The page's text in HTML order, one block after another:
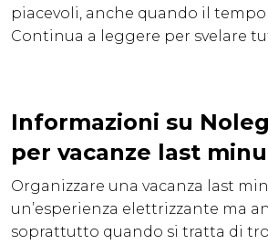
piacevoli, anche quando il
Continua a leggere per svelare
Informazioni su
per vacanze last
Organizzare una vacanza last
un’esperienza elettrizzante ma
soprattutto quando si tratta di